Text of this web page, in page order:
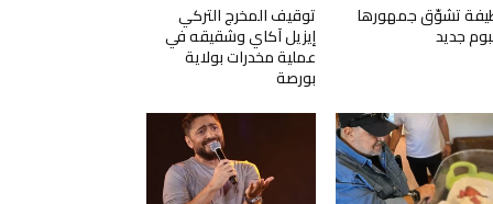
تشوّق جمهورها
جديد
توقيف المخرج التركي
إيزيل آكاي وشقيقه في
عملية مخدرات بولاية
بورصة